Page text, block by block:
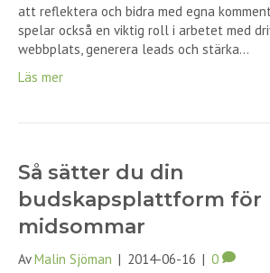
att reflektera och bidra med egna
spelar också en viktig roll i arbetet med
webbplats, generera leads och stärka…
Läs mer
Så sätter du din
budskapsplattform för
midsommar
AvMalin Sjöman | 2014-06-16 | 0